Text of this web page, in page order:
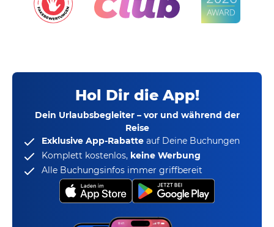
Hol Dir die App!
Dein Urlaubsbegleiter – vor und während der
Reise
Exklusive App-Rabatte auf Deine Buchungen
Komplett kostenlos, keine Werbung
Alle Buchungsinfos immer griffbereit